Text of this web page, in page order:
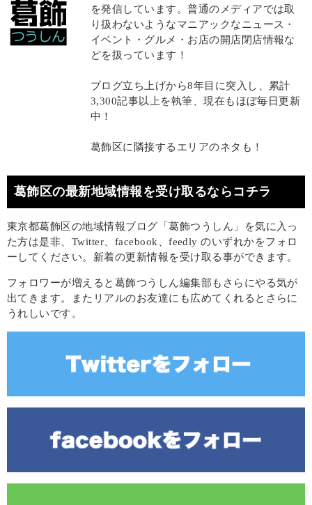
を発信しています。普通のメディアでは取
り扱わないようなマニアックなニュース・
イベント・グルメ・お店の開店閉店情報な
どを扱っています！
ブログ立ち上げから8年目に突入し、累計
3,300記事以上を執筆、現在もほぼ毎日更新
中！
葛飾区に隣接するエリアのネタも！
葛飾区の最新地域情報を受け取るならコチラ
東京都葛飾区の地域情報ブログ「葛飾つうしん」を気に入っ
た方は是非、Twitter、facebook、feedly のいずれかをフォロ
ーしてください。新着の更新情報を受け取る事ができます。
フォロワーが増えると葛飾つうしん編集部もさらにやる気が
出てきます。またリアルのお友達にも広めてくれるとさらに
うれしいです。